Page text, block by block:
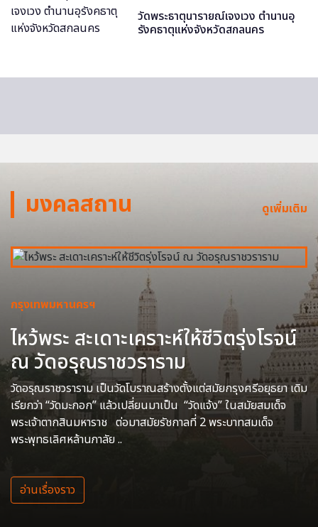
วัดพระธาตุนารายณ์เจงเวง ตำนานอุ
รังคธาตุแห่งจังหวัดสกลนคร
มงคลสถาน ดูเพิ่มเติม
กรุงเทพมหานครฯ
ไหว้พระ สะเดาะเคราะห์ให้ชีวิตรุ่งโรจน์
ณ วัดอรุณราชวราราม
วัดอรุณราชวราราม เป็นวัดโบราณสร้างตั้งแต่สมัยกรุงศรีอยุธยา เดิม
เรียกว่า “วัดมะกอก” แล้วเปลี่ยนมาเป็น “วัดแจ้ง” ในสมัยสมเด็จ
พระเจ้าตากสินมหาราช ต่อมาสมัยรัชกาลที่ 2 พระบาทสมเด็จ
พระพุทธเลิศหล้านภาลัย ..
อ่านเรื่องราว